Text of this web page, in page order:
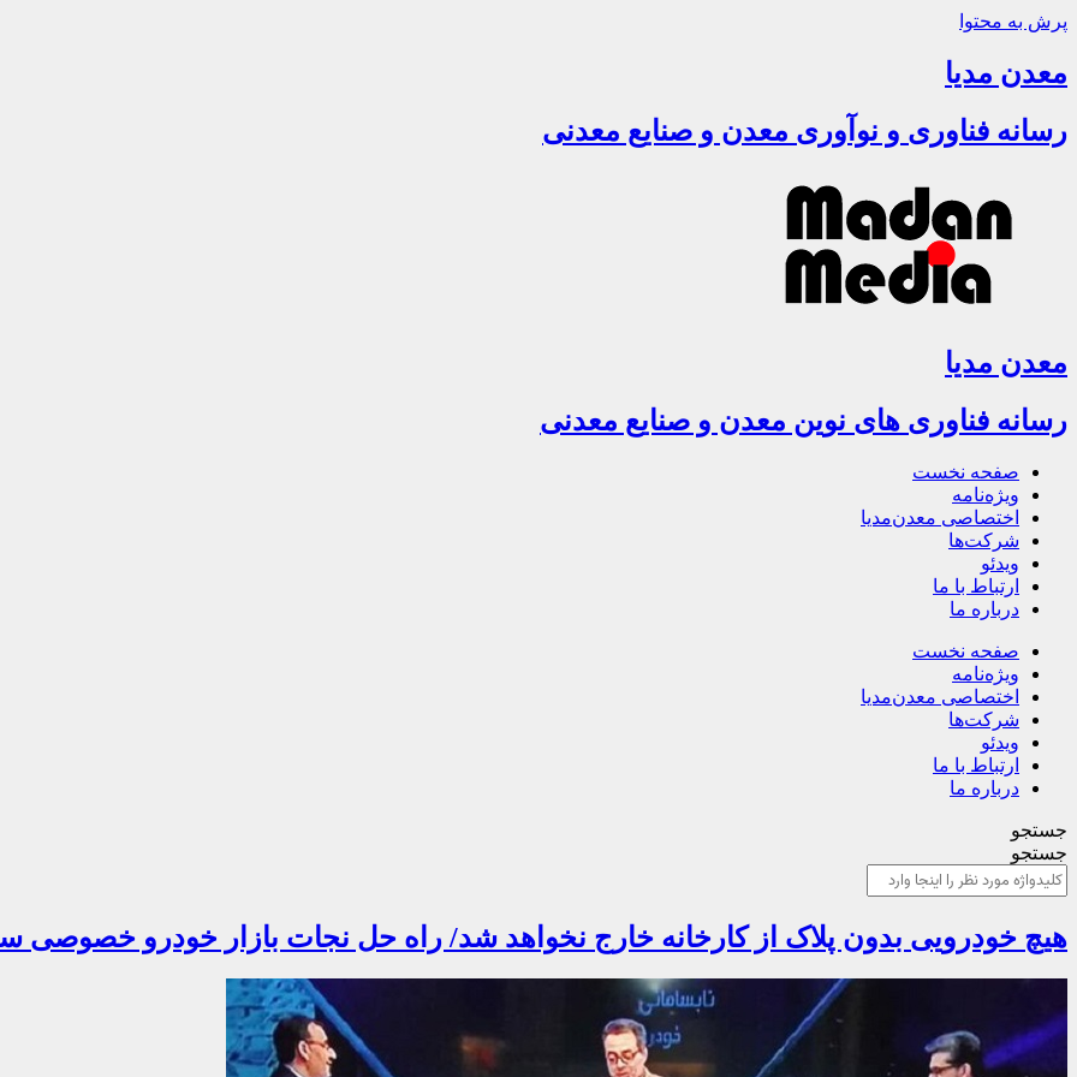
پرش به محتوا
معدن مدیا
رسانه فناوری و نوآوری معدن و صنایع معدنی
معدن مدیا
رسانه فناوری های نوین معدن و صنایع معدنی
صفحه نخست
ویژه‌نامه
اختصاصی معدن‌مدیا
شرکت‌ها
ویدئو
ارتباط با ما
درباره ما
صفحه نخست
ویژه‌نامه
اختصاصی معدن‌مدیا
شرکت‌ها
ویدئو
ارتباط با ما
درباره ما
جستجو
جستجو
هیچ خودرویی بدون پلاک از کارخانه خارج نخواهد شد/ راه حل نجات بازار خودرو